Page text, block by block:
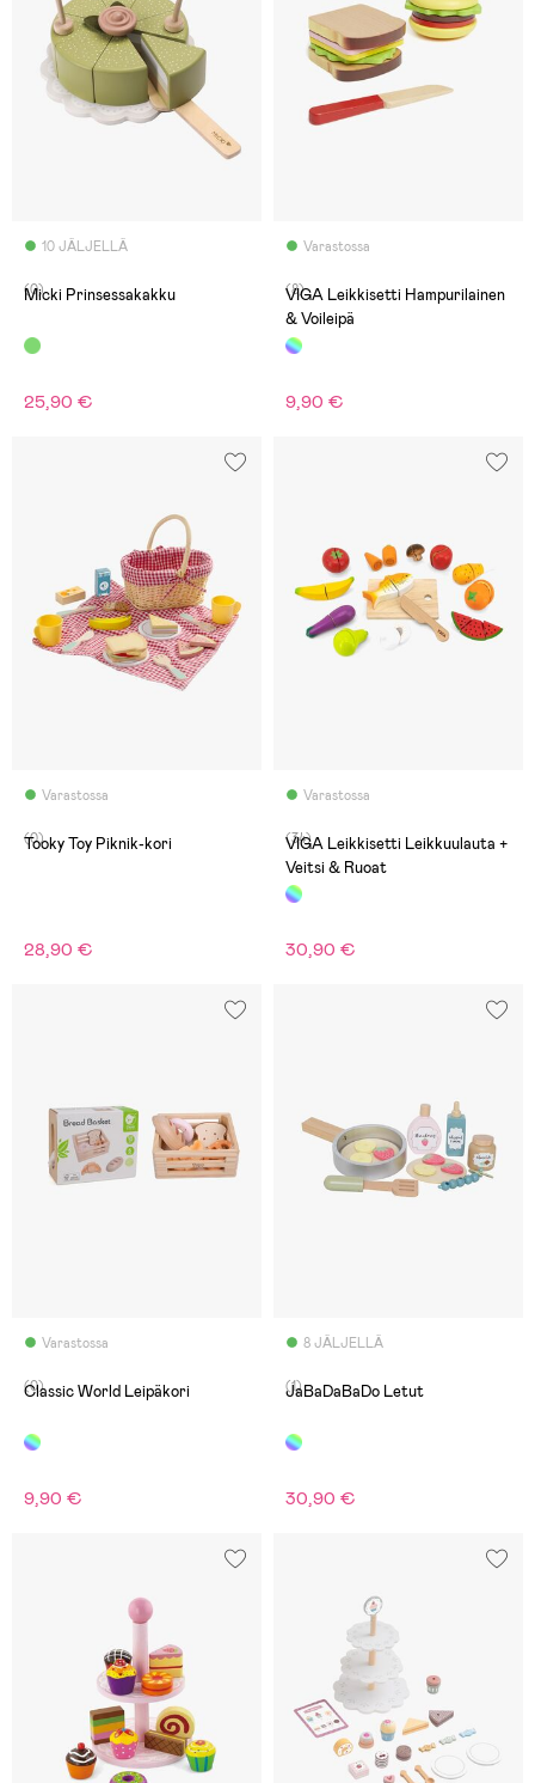
10 JÄLJELLÄ
(0)
Micki Prinsessakakku
25,90 €
Varastossa
(8)
VIGA Leikkisetti Hampurilainen
& Voileipä
9,90 €
Varastossa
(0)
Tooky Toy Piknik-kori
28,90 €
Varastossa
(34)
VIGA Leikkisetti Leikkuulauta +
Veitsi & Ruoat
30,90 €
Varastossa
(0)
Classic World Leipäkori
9,90 €
8 JÄLJELLÄ
(1)
JaBaDaBaDo Letut
30,90 €